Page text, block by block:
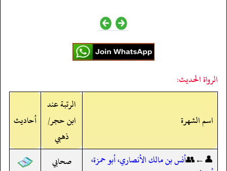
الرواة الحديث:
اسم الشهرة
الرتبة عند
ابن حجر/
ذهبي
أحاديث
👤←👥أنس بن مالك الأنصاري، أبو حمزة،
صحابي